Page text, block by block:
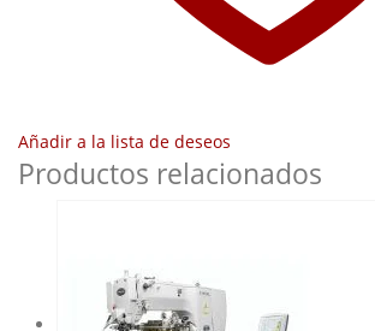
Añadir a la lista de deseos
Productos relacionados